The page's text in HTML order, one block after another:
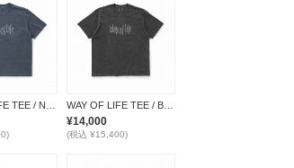
WAY OF LIFE TEE / BLACK
¥14,000
(税込 ¥15,400)